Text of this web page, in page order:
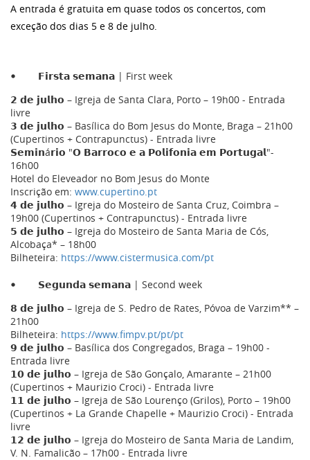
A entrada é gratuita em quase todos os concertos, com
exceção dos dias 5 e 8 de julho.
𝗙𝗶𝗿𝘀𝘁𝗮 𝘀𝗲𝗺𝗮𝗻𝗮 | First week
𝟮 𝗱𝗲 𝗷𝘂𝗹𝗵𝗼 – Igreja de Santa Clara, Porto – 19h00 - Entrada
livre
𝟯 𝗱𝗲 𝗷𝘂𝗹𝗵𝗼 – Basílica do Bom Jesus do Monte, Braga – 21h00
(Cupertinos + Contrapunctus) - Entrada livre
𝗦𝗲𝗺𝗶𝗻á𝗿𝗶𝗼 "𝗢 𝗕𝗮𝗿𝗿𝗼𝗰𝗼 𝗲 𝗮 𝗣𝗼𝗹𝗶𝗳𝗼𝗻𝗶𝗮 𝗲𝗺 𝗣𝗼𝗿𝘁𝘂𝗴𝗮𝗹"-
16h00
Hotel do Eleveador no Bom Jesus do Monte
Inscrição em: www.cupertino.pt
𝟰 𝗱𝗲 𝗷𝘂𝗹𝗵𝗼 – Igreja do Mosteiro de Santa Cruz, Coimbra –
19h00 (Cupertinos + Contrapunctus) - Entrada livre
𝟱 𝗱𝗲 𝗷𝘂𝗹𝗵𝗼 – Igreja do Mosteiro de Santa Maria de Cós,
Alcobaça* – 18h00
Bilheteira: https://www.cistermusica.com/pt
𝗦𝗲𝗴𝘂𝗻𝗱𝗮 𝘀𝗲𝗺𝗮𝗻𝗮 | Second week
𝟴 𝗱𝗲 𝗷𝘂𝗹𝗵𝗼 – Igreja de S. Pedro de Rates, Póvoa de Varzim** –
21h00
Bilheteira: https://www.fimpv.pt/pt/pt
𝟵 𝗱𝗲 𝗷𝘂𝗹𝗵𝗼 – Basílica dos Congregados, Braga – 19h00 -
Entrada livre
𝟭𝟬 𝗱𝗲 𝗷𝘂𝗹𝗵𝗼 – Igreja de São Gonçalo, Amarante – 21h00
(Cupertinos + Maurizio Croci) - Entrada livre
𝟭𝟭 𝗱𝗲 𝗷𝘂𝗹𝗵𝗼 – Igreja de São Lourenço (Grilos), Porto – 19h00
(Cupertinos + La Grande Chapelle + Maurizio Croci) - Entrada
livre
𝟭𝟮 𝗱𝗲 𝗷𝘂𝗹𝗵𝗼 – Igreja do Mosteiro de Santa Maria de Landim,
V. N. Famalicão – 17h00 - Entrada livre